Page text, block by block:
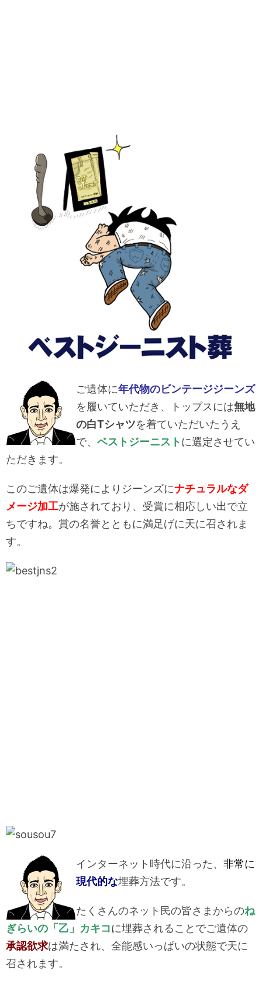
ご遺体に年代物のビンテージジーンズ
を履いていただき、トップスには無地
の白Tシャツを着ていただいたうえ
で、 ベストジーニストに選定させてい
ただきます。
このご遺体は爆発によりジーンズにナチュラルなダ
メージ加工が施されており、受賞に相応しい出で立
ちですね。賞の名誉とともに満足げに天に召されま
す。
インターネット時代に沿った、 非常に
現代的な埋葬方法です。
たくさんのネット民の皆さまからのね
ぎらいの「乙」カキコに埋葬されることでご遺体の
承認欲求は満たされ、全能感いっぱいの状態で天に
召されます。